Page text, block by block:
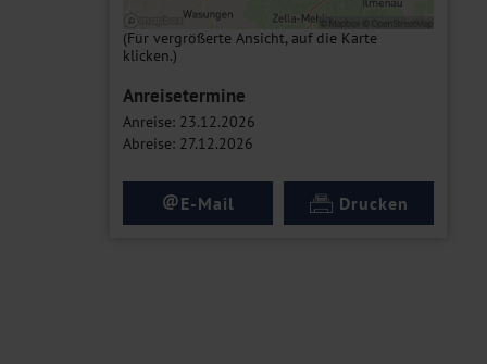
(Für vergrößerte Ansicht, auf die Karte
klicken.)
Anreisetermine
Anreise: 23.12.2026
Abreise: 27.12.2026
@E-Mail Drucken